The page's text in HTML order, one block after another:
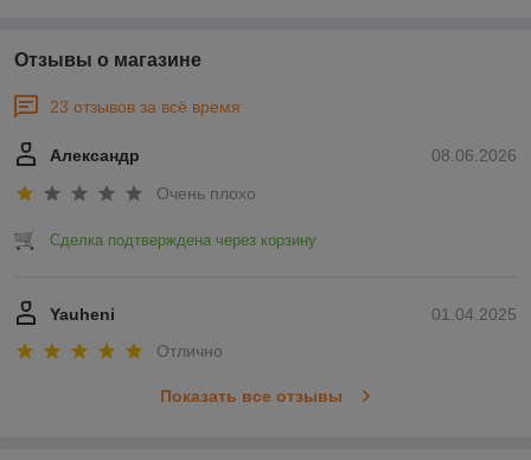
Отзывы о магазине
23 отзывов за всё время
08.06.2026
Александр
Очень плохо
Сделка подтверждена через корзину
01.04.2025
Yauheni
Отлично
Показать все отзывы